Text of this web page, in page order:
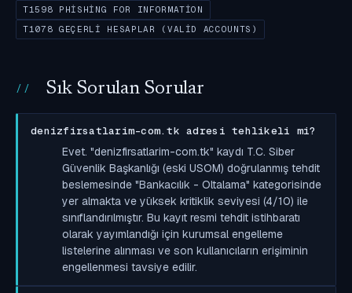
T1598 PHISHING FOR INFORMATION
T1078 GEÇERLI HESAPLAR (VALID ACCOUNTS)
Sık Sorulan Sorular
denizfirsatlarim-com.tk adresi tehlikeli mi?
Evet. "denizfirsatlarim-com.tk" kaydı T.C. Siber
Güvenlik Başkanlığı (eski USOM) doğrulanmış tehdit
beslemesinde "Bankacılık - Oltalama" kategorisinde
yer almakta ve yüksek kritiklik seviyesi (4/10) ile
sınıflandırılmıştır. Bu kayıt resmi tehdit istihbaratı
olarak yayımlandığı için kurumsal engelleme
listelerine alınması ve son kullanıcıların erişiminin
engellenmesi tavsiye edilir.